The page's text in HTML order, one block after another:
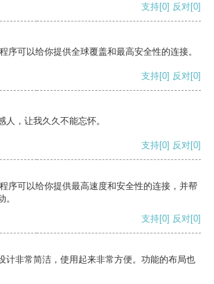
支持[0] 反对[0]
序可以给你提供全球覆盖和最高安全性的连接。
支持[0] 反对[0]
人，让我久久不能忘怀。
支持[0] 反对[0]
序可以给你提供最高速度和安全性的连接，并帮
支持[0] 反对[0]
计非常简洁，使用起来非常方便。功能的布局也